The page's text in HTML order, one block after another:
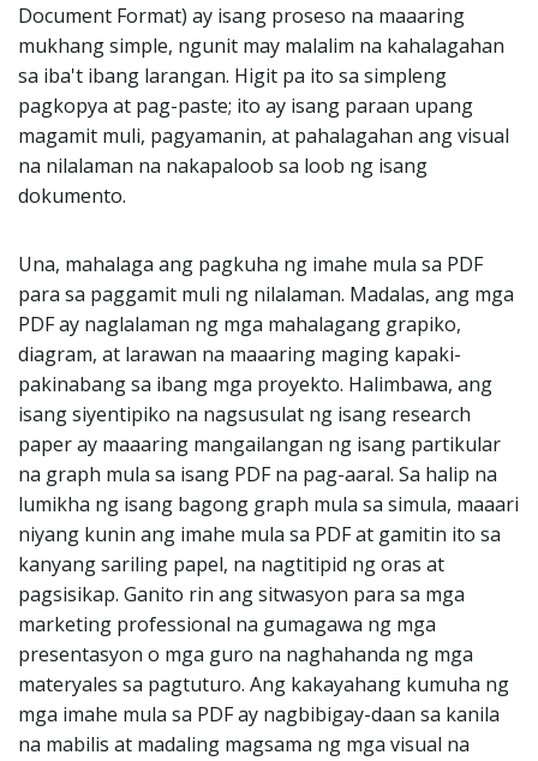
Document Format) ay isang proseso na maaaring
mukhang simple, ngunit may malalim na kahalagahan
sa iba't ibang larangan. Higit pa ito sa simpleng
pagkopya at pag-paste; ito ay isang paraan upang
magamit muli, pagyamanin, at pahalagahan ang visual
na nilalaman na nakapaloob sa loob ng isang
dokumento.
Una, mahalaga ang pagkuha ng imahe mula sa PDF
para sa paggamit muli ng nilalaman. Madalas, ang mga
PDF ay naglalaman ng mga mahalagang grapiko,
diagram, at larawan na maaaring maging kapaki-
pakinabang sa ibang mga proyekto. Halimbawa, ang
isang siyentipiko na nagsusulat ng isang research
paper ay maaaring mangailangan ng isang partikular
na graph mula sa isang PDF na pag-aaral. Sa halip na
lumikha ng isang bagong graph mula sa simula, maaari
niyang kunin ang imahe mula sa PDF at gamitin ito sa
kanyang sariling papel, na nagtitipid ng oras at
pagsisikap. Ganito rin ang sitwasyon para sa mga
marketing professional na gumagawa ng mga
presentasyon o mga guro na naghahanda ng mga
materyales sa pagtuturo. Ang kakayahang kumuha ng
mga imahe mula sa PDF ay nagbibigay-daan sa kanila
na mabilis at madaling magsama ng mga visual na